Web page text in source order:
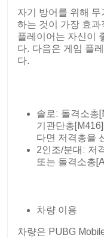
자기 방어를 위해
하는 것이 가장 효
플레이어는 자신이
다. 다음은 게임 플
다.
솔로: 돌격소총
기관단총
다면 저격총을
2인조/분대: 저
또는 돌격소총
차량 이용
차량은 PUBG